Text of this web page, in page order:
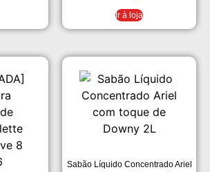
Ir à loja
Sabão Líquido Concentrado Ariel